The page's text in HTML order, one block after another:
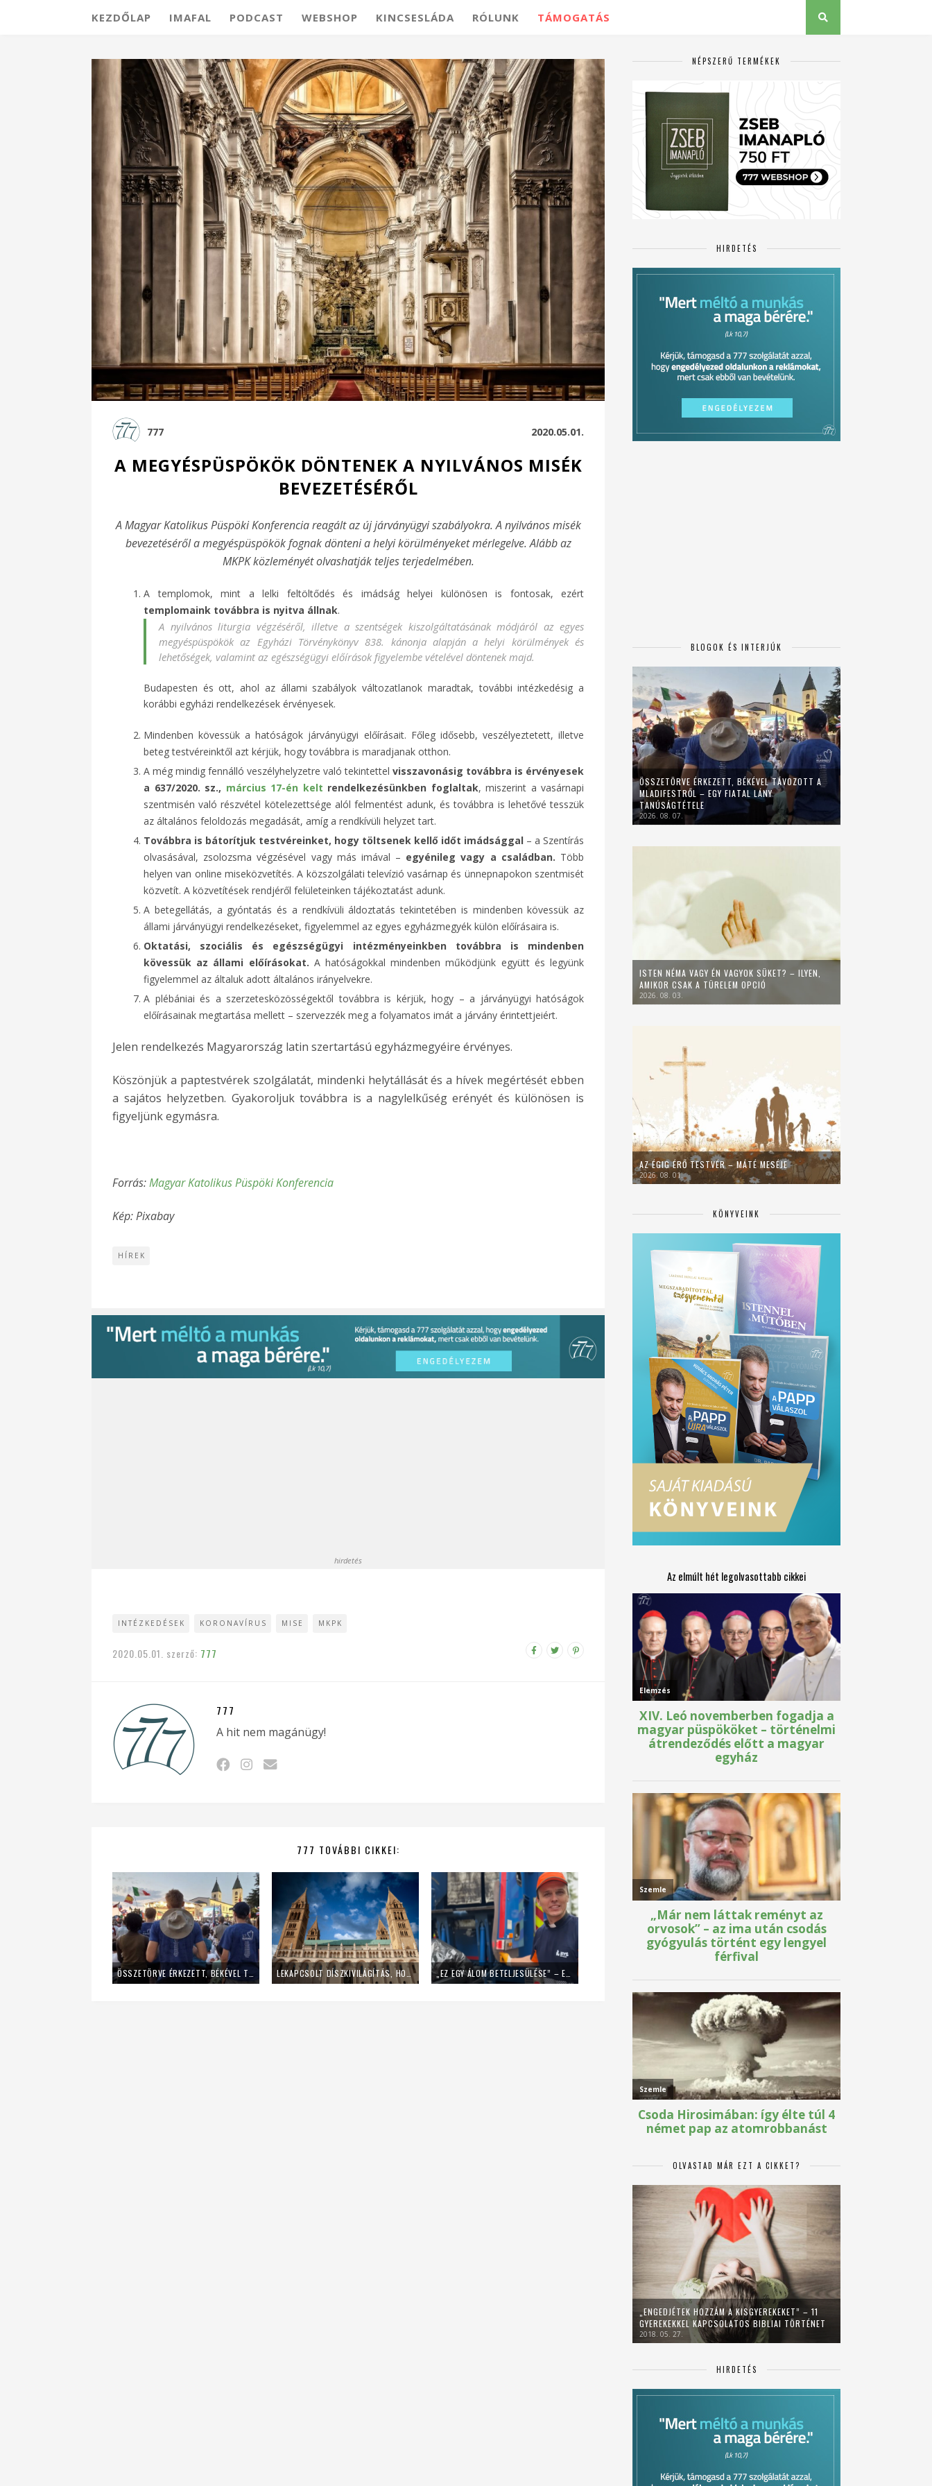
KEZDŐLAP IMAFAL PODCAST WEBSHOP KINCSESLÁDA RÓLUNK TÁMOGATÁS
777 2020.05.01.
A MEGYÉSPÜSPÖKÖK DÖNTENEK A NYILVÁNOS MISÉK
BEVEZETÉSÉRŐL
A Magyar Katolikus Püspöki Konferencia reagált az új járványügyi szabályokra. A nyilvános misék
bevezetéséről a megyéspüspökök fognak dönteni a helyi körülményeket mérlegelve. Alább az
MKPK közleményét olvashatják teljes terjedelmében.
A templomok, mint a lelki feltöltődés és imádság helyei különösen is fontosak, ezért
templomaink továbbra is nyitva állnak.
A nyilvános liturgia végzéséről, illetve a szentségek kiszolgáltatásának módjáról az egyes
megyéspüspökök az Egyházi Törvénykönyv 838. kánonja alapján a helyi körülmények és
lehetőségek, valamint az egészségügyi előírások figyelembe vételével döntenek majd.
Budapesten és ott, ahol az állami szabályok változatlanok maradtak, további intézkedésig a
korábbi egyházi rendelkezések érvényesek.
Mindenben kövessük a hatóságok járványügyi előírásait. Főleg idősebb, veszélyeztetett, illetve
beteg testvéreinktől azt kérjük, hogy továbbra is maradjanak otthon.
A még mindig fennálló veszélyhelyzetre való tekintettel visszavonásig továbbra is érvényesek
a 637/2020. sz., március 17-én kelt rendelkezésünkben foglaltak, miszerint a vasárnapi
szentmisén való részvétel kötelezettsége alól felmentést adunk, és továbbra is lehetővé tesszük
az általános feloldozás megadását, amíg a rendkívüli helyzet tart.
Továbbra is bátorítjuk testvéreinket, hogy töltsenek kellő időt imádsággal – a Szentírás
olvasásával, zsolozsma végzésével vagy más imával – egyénileg vagy a családban. Több
helyen van online miseközvetítés. A közszolgálati televízió vasárnap és ünnepnapokon szentmisét
közvetít. A közvetítések rendjéről felületeinken tájékoztatást adunk.
A betegellátás, a gyóntatás és a rendkívüli áldoztatás tekintetében is mindenben kövessük az
állami járványügyi rendelkezéseket, figyelemmel az egyes egyházmegyék külön előírásaira is.
Oktatási, szociális és egészségügyi intézményeinkben továbbra is mindenben
kövessük az állami előírásokat. A hatóságokkal mindenben működjünk együtt és legyünk
figyelemmel az általuk adott általános irányelvekre.
A plébániai és a szerzetesközösségektől továbbra is kérjük, hogy – a járványügyi hatóságok
előírásainak megtartása mellett – szervezzék meg a folyamatos imát a járvány érintettjeiért.
Jelen rendelkezés Magyarország latin szertartású egyházmegyéire érvényes.
Köszönjük a paptestvérek szolgálatát, mindenki helytállását és a hívek megértését ebben
a sajátos helyzetben. Gyakoroljuk továbbra is a nagylelkűség erényét és különösen is
figyeljünk egymásra.
Forrás:Magyar Katolikus Püspöki Konferencia
Kép: Pixabay
HÍREK
hirdetés
INTÉZKEDÉSEK KORONAVÍRUS MISE MKPK
2020.05.01. szerző: 777
777
A hit nem magánügy!
777 TOVÁBBI CIKKEI:
ÖSSZETÖRVE ÉRKEZETT, BÉKÉVEL TÁVOZOTT A MLADIFESTRŐL – EGY FIATAL LÁNY TANÚSÁGTÉTELE LEKAPCSOLT DÍSZKIVILÁGÍTÁS, HOME OFFICE – ÍGY SPÓROL AZ ENERGIÁVAL A PÉCSI EGYHÁZMEGYE „EZ EGY ÁLOM BETELJESÜLÉSE” – EGY NAPIG KUKÁSNAK ÁLLT EGY LENGYEL PAP
NÉPSZERŰ TERMÉKEK
HIRDETÉS
BLOGOK ÉS INTERJÚK
ÖSSZETÖRVE ÉRKEZETT, BÉKÉVEL TÁVOZOTT A
MLADIFESTRŐL – EGY FIATAL LÁNY
TANÚSÁGTÉTELE
2026. 08. 07.
ISTEN NÉMA VAGY ÉN VAGYOK SÜKET? – ILYEN,
AMIKOR CSAK A TÜRELEM OPCIÓ
2026. 08. 03.
AZ ÉGIG ÉRŐ TESTVÉR – MÁTÉ MESÉJE
2026. 08. 01.
KÖNYVEINK
Az elmúlt hét legolvasottabb cikkei
OLVASTAD MÁR EZT A CIKKET?
„ENGEDJÉTEK HOZZÁM A KISGYEREKEKET” – 11
GYEREKEKKEL KAPCSOLATOS BIBLIAI TÖRTÉNET
2018. 05. 27.
HIRDETÉS